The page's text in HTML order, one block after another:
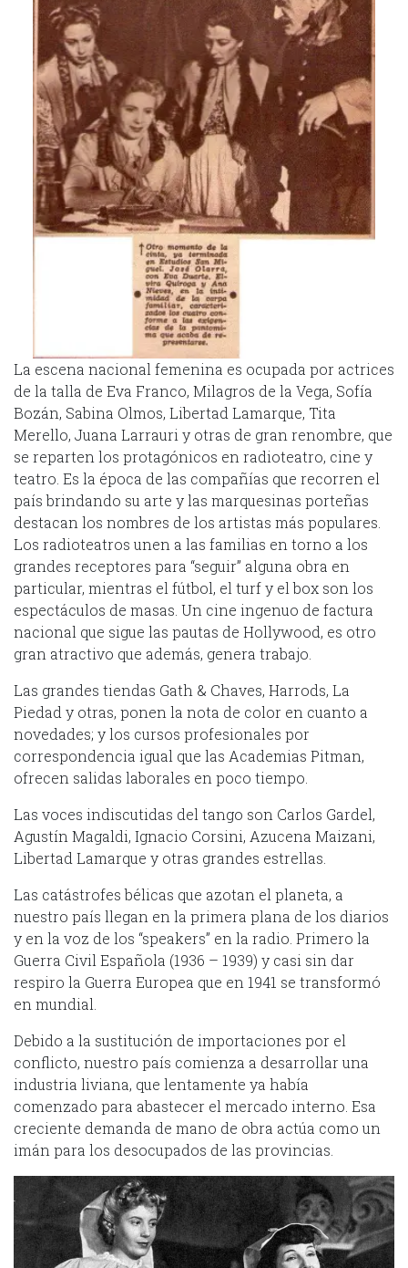
La escena nacional femenina es ocupada por actrices
de la talla de Eva Franco, Milagros de la Vega, Sofía
Bozán, Sabina Olmos, Libertad Lamarque, Tita
Merello, Juana Larrauri y otras de gran renombre, que
se reparten los protagónicos en radioteatro, cine y
teatro. Es la época de las compañías que recorren el
país brindando su arte y las marquesinas porteñas
destacan los nombres de los artistas más populares.
Los radioteatros unen a las familias en torno a los
grandes receptores para “seguir” alguna obra en
particular, mientras el fútbol, el turf y el box son los
espectáculos de masas. Un cine ingenuo de factura
nacional que sigue las pautas de Hollywood, es otro
gran atractivo que además, genera trabajo.
Las grandes tiendas Gath & Chaves, Harrods, La
Piedad y otras, ponen la nota de color en cuanto a
novedades; y los cursos profesionales por
correspondencia igual que las Academias Pitman,
ofrecen salidas laborales en poco tiempo.
Las voces indiscutidas del tango son Carlos Gardel,
Agustín Magaldi, Ignacio Corsini, Azucena Maizani,
Libertad Lamarque y otras grandes estrellas.
Las catástrofes bélicas que azotan el planeta, a
nuestro país llegan en la primera plana de los diarios
y en la voz de los “speakers” en la radio. Primero la
Guerra Civil Española (1936 – 1939) y casi sin dar
respiro la Guerra Europea que en 1941 se transformó
en mundial.
Debido a la sustitución de importaciones por el
conflicto, nuestro país comienza a desarrollar una
industria liviana, que lentamente ya había
comenzado para abastecer el mercado interno. Esa
creciente demanda de mano de obra actúa como un
imán para los desocupados de las provincias.